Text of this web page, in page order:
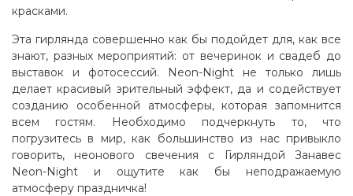
красками.
Эта гирлянда совершенно как бы подойдет для, как все
знают, разных мероприятий: от вечеринок и свадеб до
выставок и фотосессий. Neon-Night не только лишь
делает красивый зрительный эффект, да и содействует
созданию особенной атмосферы, которая запомнится
всем гостям. Необходимо подчеркнуть то, что
погрузитесь в мир, как большинство из нас привыкло
говорить, неонового свечения с Гирляндой Занавес
Neon-Night и ощутите как бы неподражаемую
атмосферу праздничка!